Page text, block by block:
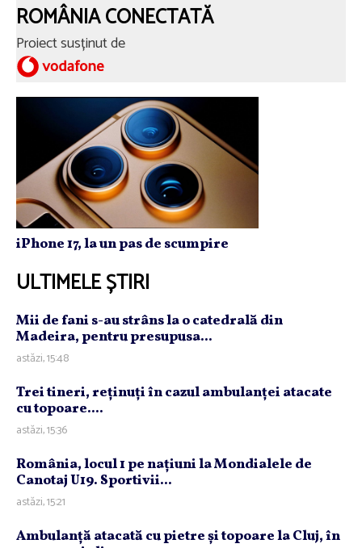
ROMÂNIA CONECTATĂ
Proiect susținut de
iPhone 17, la un pas de scumpire
ULTIMELE ȘTIRI
Mii de fani s-au strâns la o catedrală din
Madeira, pentru presupusa...
astăzi, 15:48
Trei tineri, reţinuţi în cazul ambulanţei atacate
cu topoare....
astăzi, 15:36
România, locul 1 pe naţiuni la Mondialele de
Canotaj U19. Sportivii...
astăzi, 15:21
Ambulanţă atacată cu pietre şi topoare la Cluj, în